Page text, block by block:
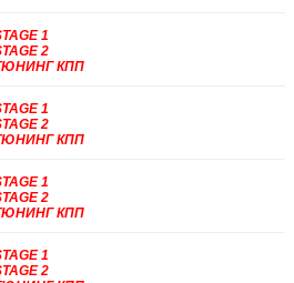
1
2
КПП
1
2
КПП
1
2
КПП
1
2